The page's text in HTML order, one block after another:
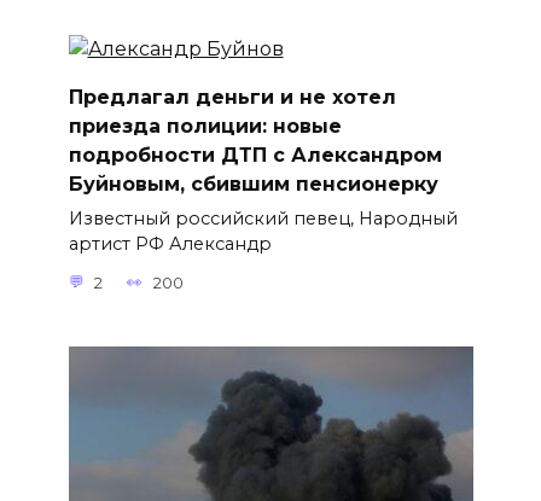
Предлагал деньги и не хотел
приезда полиции: новые
подробности ДТП с Александром
Буйновым, сбившим пенсионерку
Известный российский певец, Народный
артист РФ Александр
2 200